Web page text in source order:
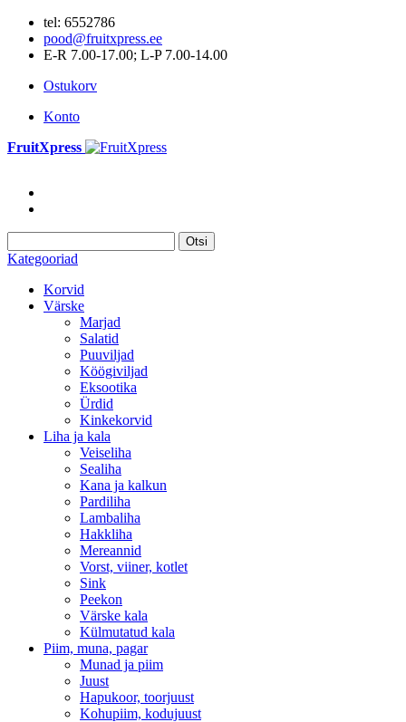
tel: 6552786
pood@fruitxpress.ee
E-R 7.00-17.00; L-P 7.00-14.00
Ostukorv
Konto
FruitXpress
Otsi
Kategooriad
Korvid
Värske
Marjad
Salatid
Puuviljad
Köögiviljad
Eksootika
Ürdid
Kinkekorvid
Liha ja kala
Veiseliha
Sealiha
Kana ja kalkun
Pardiliha
Lambaliha
Hakkliha
Mereannid
Vorst, viiner, kotlet
Sink
Peekon
Värske kala
Külmutatud kala
Piim, muna, pagar
Munad ja piim
Juust
Hapukoor, toorjuust
Kohupiim, kodujuust